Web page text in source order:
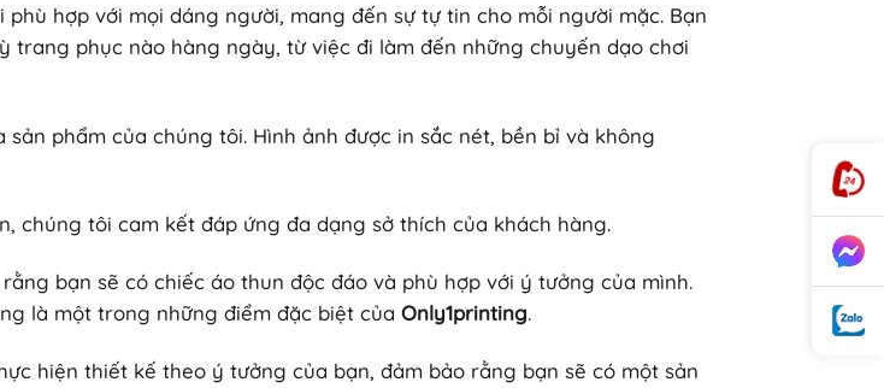
hợp với mọi dáng người, mang đến sự tự tin cho mỗi người mặc. Bạn
phục nào hàng ngày, từ việc đi làm đến những chuyến dạo chơi
phẩm của chúng tôi. Hình ảnh được in sắc nét, bền bỉ và không
chúng tôi cam kết đáp ứng đa dạng sở thích của khách hàng.
bạn sẽ có chiếc áo thun độc đáo và phù hợp với ý tưởng của mình.
là một trong những điểm đặc biệt của Only1printing.
hiện thiết kế theo ý tưởng của bạn, đảm bảo rằng bạn sẽ có một sản